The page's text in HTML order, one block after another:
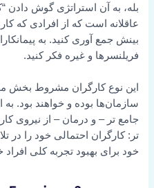
بله، به آن استراتژی گوش دادن
عاقلانه است که از افرادی که
بینش جمع آوری کنید. به
فریلنسرها و غیره فکر کنید.
این نوع کارگران مشروط بخش
سازمان‌ها بوده و خواهند بود.
جامع تر – و درمان – از نیروی
تر: کارگران احتمالی خود را در
خود برای بهبود تجربه کلی افراد